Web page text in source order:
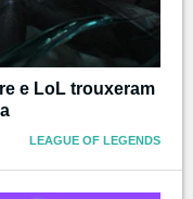
e LoL trouxeram
LEAGUE OF LEGENDS